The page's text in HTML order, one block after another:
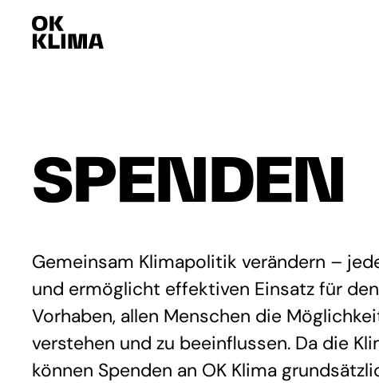
SPENDEN
Gemeinsam Klimapolitik verändern –
und ermöglicht effektiven Einsatz für
Vorhaben, allen Menschen die
verstehen und zu beeinflussen. Da die
können Spenden an OK Klima